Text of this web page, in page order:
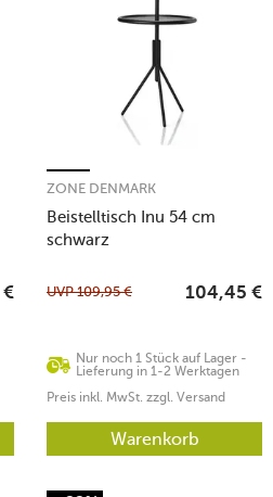
€
Beistelltisch Inu 54 cm
schwarz
ZONE DENMARK
Nur noch 1 Stück auf Lager -
Lieferung in 1-2 Werktagen
UVP109,95 € 104,45 €
Preis inkl. MwSt. zzgl. Versand
Warenkorb